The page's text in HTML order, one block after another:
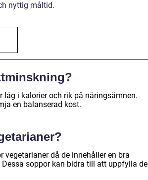
nyttig måltid.
i kalorier och rik på näringsämnen.
en balanserad kost.
då de innehåller en bra
soppor kan bidra till att uppfylla de